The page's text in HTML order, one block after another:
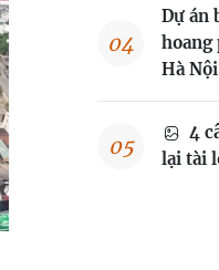
Dự án
hoang
Hà Nội
4
lại tài